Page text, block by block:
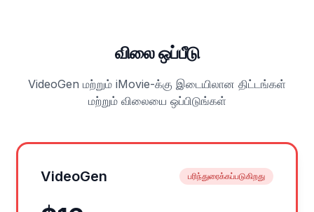
விலை ஒப்பீடு
VideoGen மற்றும் iMovie-க்கு இடையிலான திட்டங்கள்
மற்றும் விலையை ஒப்பிடுங்கள்
VideoGen பரிந்துரைக்கப்படுகிறது